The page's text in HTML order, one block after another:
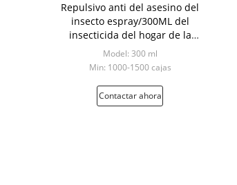
Repulsivo anti del asesino del
insecto espray/300ML del
insecticida del hogar de la
fragancia de Rose
Model: 300 ml
Min: 1000-1500 cajas
Contactar ahora